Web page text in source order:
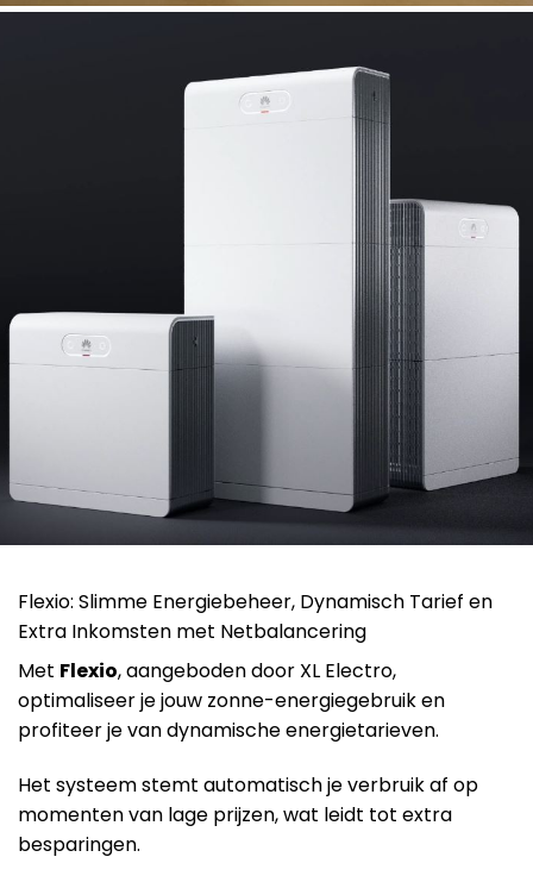
Flexio: Slimme Energiebeheer, Dynamisch Tarief en
Extra Inkomsten met Netbalancering
Met Flexio, aangeboden door XL Electro,
optimaliseer je jouw zonne-energiegebruik en
profiteer je van dynamische energietarieven.
Het systeem stemt automatisch je verbruik af op
momenten van lage prijzen, wat leidt tot extra
besparingen.